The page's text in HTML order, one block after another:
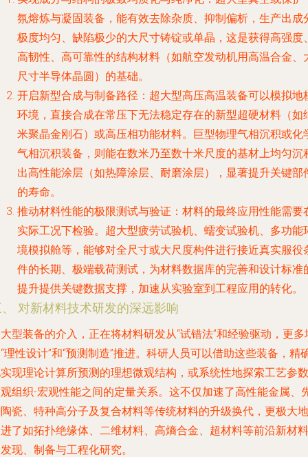
氛熔炼与凝固装备，能有效去除杂质、抑制偏析，生产出成
极度均匀、缺陷极少的大尺寸铸锭或单晶，这是获得高强度
高韧性、高可靠性的结构材料（如航空发动机用高温合金、
尺寸半导体晶圆）的基础。
开启新型合成与制备路径 ：超大型高压高温装备可以模拟地
环境，直接合成在常压下无法稳定存在的新型超硬材料（如
米聚晶金刚石）或高压相功能材料。巨型物理气相沉积或化
气相沉积装备，则能在数米乃至数十米尺度的基材上均匀沉
出高性能涂层（如热障涂层、耐磨涂层），显著提升关键部
的寿命。
推动材料性能的极限测试与验证 ：材料的最终应用性能需要
实际工况下检验。超大型疲劳试验机、蠕变试验机、多功能
境模拟舱等，能够对全尺寸或大尺度构件进行接近真实服役
件的长期、极端载荷测试，为材料数据库的完善和设计标准
提升提供关键数据支撑，加速从实验室到工程应用的转化。
对新材料技术研发的深远影响
型装备的介入，正在将材料研发从“试错法”和经验驱动，更多
理性设计”和“预测制造”推进。科研人员可以借助这些装备，精
现理论计算所预测的理想微观结构，或系统性地探索工艺参
组织-宏观性能之间的定量关系。这不仅加速了高性能金属、
瓷、特种高分子及复合材料等传统材料的升级换代，更极大地
了如拓扑绝缘体、二维材料、高熵合金、超材料等前沿新材料
现、制备与工程化研究。